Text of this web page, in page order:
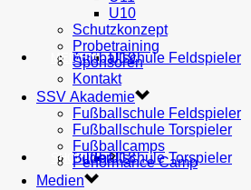
AH U19
U18
Fußballschule Feldspieler
Fußballschule Torspieler
MEDIEN
Bilder
SHOP
U10
Schutzkonzept
Probetraining
Sponsoren
Kontakt
SSV Akademie
Fußballschule Feldspieler
Fußballschule Torspieler
Fußballcamps
Performance Camp
Medien